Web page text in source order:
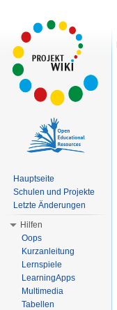
Hauptseite
Schulen und Projekte
Letzte Änderungen
Hilfen
Oops
Kurzanleitung
Lernspiele
LearningApps
Multimedia
Tabellen